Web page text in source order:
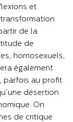
et
de la
de
homosexuels,
également
parfois au profit
désertion
On
de critique